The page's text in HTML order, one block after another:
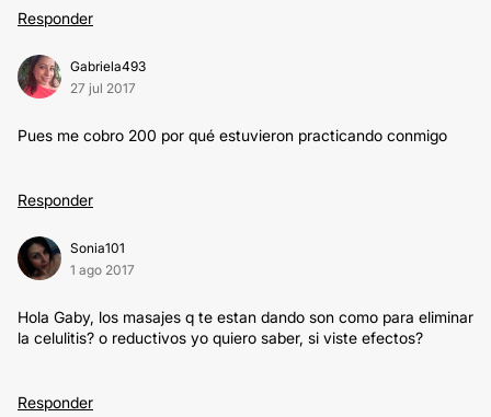
Responder
Gabriela493
27 jul 2017
Pues me cobro 200 por qué estuvieron practicando conmigo
Responder
Sonia101
1 ago 2017
Hola Gaby, los masajes q te estan dando son como para eliminar
la celulitis? o reductivos yo quiero saber, si viste efectos?
Responder